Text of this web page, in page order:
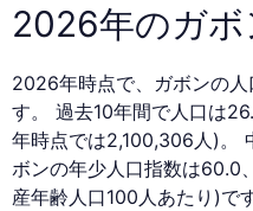
2026年のガボ
2026年時点で、ガボンの
す。 過去10年間で人口は
年時点では2,100,306人)。
ボンの年少人口指数は60.0
産年齢人口100人あたり)で